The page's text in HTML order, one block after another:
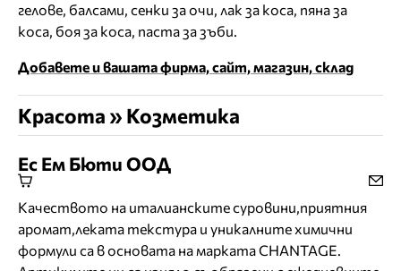
гелове, балсами, сенки за очи, лак за коса, пяна за
коса, боя за коса, паста за зъби.
Добавете и вашата фирма, сайт, магазин, склад
Красота » Козметика
Ес Ем Бюти ООД
Качеството на италианските суровини,приятния
аромат,леката текстура и уникалните химични
формули са в основата на марката CHANTAGE.